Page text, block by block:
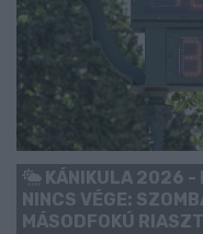
KÁNIKULA 2026 -
NINCS VÉGE:
MÁSODFOKÚ